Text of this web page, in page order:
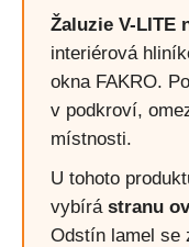
Žaluzie V-LITE
interiérová
okna FAKRO.
v podkroví,
místnosti.
U tohoto
vybírá stranu
Odstín lamel se